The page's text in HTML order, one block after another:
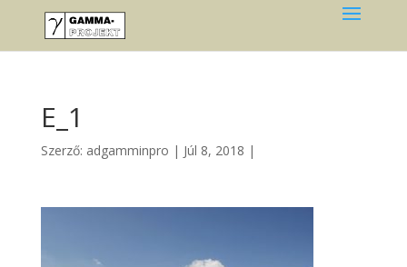
E_1
Szerző: adgamminpro | Júl 8, 2018 |